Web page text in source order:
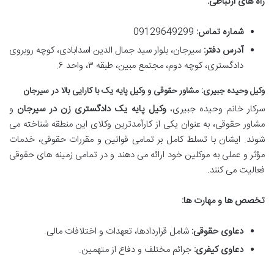
شماره تماس:
آدرس دفتر: سیرجان، بلوار سید جمال الدین اسدابادی، کوچه روبروی
دادگستری، کوچه دوم، مجتمع مبین، طبقه ۳، واحد ۶.
وکیل وحیده جبیری: مشاور حقوقی و وکیل پایه یک با کارایی بالا در سیرجان
سرکار خانم وحیده جبیری،وکیل پایه یک دادگستری زن در سیرجان و
مشاور حقوقی، به عنوان یکی از کارآمدترین وکلای این منطقه شناخته می
شوند. ایشان با تسلط کامل بر تمامی قوانین و مقررات حقوقی، خدمات
مؤثر و عملی به موکلین خود ارائه می دهند و در تمامی زمینه های حقوقی
فعالیت می کنند.
تخصص ها و مهارت ها:
دعاوی حقوقی: شامل قراردادها، تعهدات و اختلافات مالی.
دعاوی کیفری: جرائم مختلف و دفاع از متهمین.